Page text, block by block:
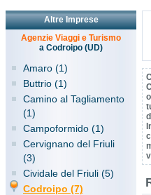
Altre Imprese
Agenzie Viaggi e Turismo
a Codroipo (UD)
Amaro (1)
Buttrio (1)
Camino al Tagliamento
(1)
Campoformido (1)
Cervignano del Friuli
(3)
Cividale del Friuli (5)
Codroipo (7)